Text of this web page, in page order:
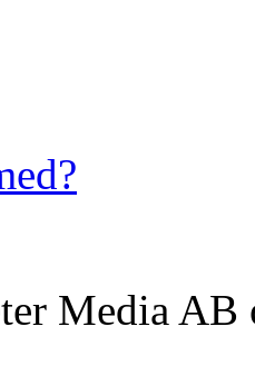
Media AB